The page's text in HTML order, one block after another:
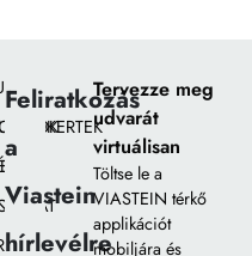
Feliratkozás
a
Viastein
hírlevélre
Tervezze meg
udvarát
virtuálisan
Töltse le a
VIASTEIN térkő
applikációt
mobiljára és